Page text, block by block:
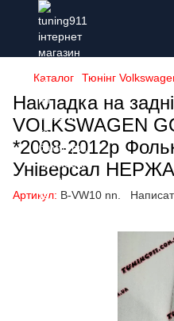
Каталог Тюнінг
Накладка на
VOLKSWAGEN
*2008-2012р
Універсал
Артикул: B-VW10 nn.